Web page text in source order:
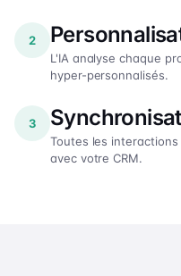
2
L'IA analyse chaque
hyper-personnalisés.
3
Toutes les
avec votre CRM.